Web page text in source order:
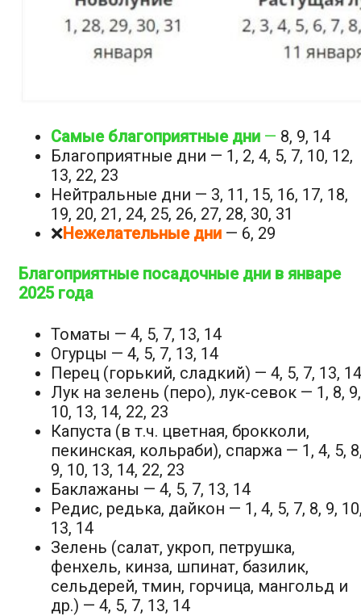
Самые благоприятные дни — 8, 9, 14
Благоприятные дни — 1, 2, 4, 5, 7, 10, 12,
13, 22, 23
Нейтральные дни — 3, 11, 15, 16, 17, 18,
19, 20, 21, 24, 25, 26, 27, 28, 30, 31
❌Нежелательные дни — 6, 29
Благоприятные посадочные дни в январе
2025 года
Томаты — 4, 5, 7, 13, 14
Огурцы — 4, 5, 7, 13, 14
Перец (горький, сладкий) — 4, 5, 7, 13, 14
Лук на зелень (перо), лук-севок — 1, 8, 9,
10, 13, 14, 22, 23
Капуста (в т.ч. цветная, брокколи,
пекинская, кольраби), спаржа — 1, 4, 5,
9, 10, 13, 14, 22, 23
Баклажаны — 4, 5, 7, 13, 14
Редис, редька, дайкон — 1, 4, 5, 7, 8, 9,
13, 14
Зелень (салат, укроп, петрушка,
фенхель, кинза, шпинат, базилик,
сельдерей, тмин, горчица, мангольд и
др.) — 4, 5, 7, 13, 14